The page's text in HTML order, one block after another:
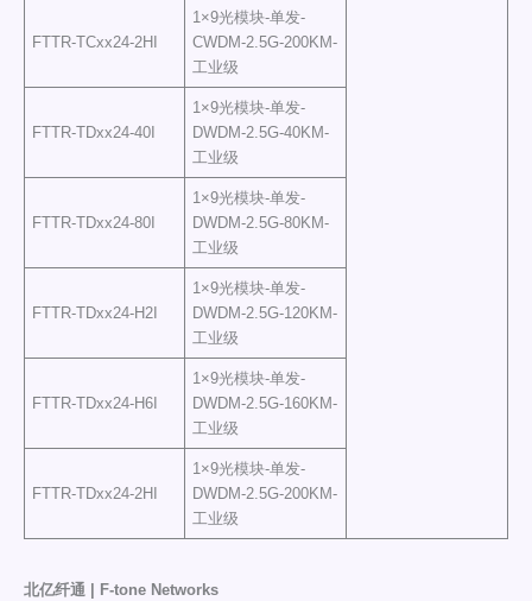
FTTR-TCxx24-2HI
1×9光模块-单发-
CWDM-2.5G-200KM-
工业级
FTTR-TDxx24-40I
1×9光模块-单发-
DWDM-2.5G-40KM-
工业级
FTTR-TDxx24-80I
1×9光模块-单发-
DWDM-2.5G-80KM-
工业级
FTTR-TDxx24-H2I
1×9光模块-单发-
DWDM-2.5G-120KM-
工业级
FTTR-TDxx24-H6I
1×9光模块-单发-
DWDM-2.5G-160KM-
工业级
FTTR-TDxx24-2HI
1×9光模块-单发-
DWDM-2.5G-200KM-
工业级
北亿纤通 | F-tone Networks